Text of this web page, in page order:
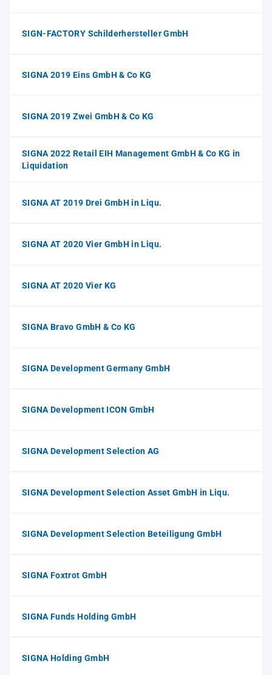
SIGN-FACTORY Schilderhersteller GmbH
SIGNA 2019 Eins GmbH & Co KG
SIGNA 2019 Zwei GmbH & Co KG
SIGNA 2022 Retail EIH Management GmbH & Co KG in
Liquidation
SIGNA AT 2019 Drei GmbH in Liqu.
SIGNA AT 2020 Vier GmbH in Liqu.
SIGNA AT 2020 Vier KG
SIGNA Bravo GmbH & Co KG
SIGNA Development Germany GmbH
SIGNA Development ICON GmbH
SIGNA Development Selection AG
SIGNA Development Selection Asset GmbH in Liqu.
SIGNA Development Selection Beteiligung GmbH
SIGNA Foxtrot GmbH
SIGNA Funds Holding GmbH
SIGNA Holding GmbH